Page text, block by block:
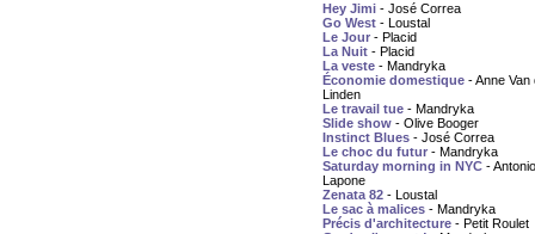
Hey Jimi - José Correa
Go West - Loustal
Le Jour - Placid
La Nuit - Placid
La veste - Mandryka
Économie domestique - Anne Van
Linden
Le travail tue - Mandryka
Slide show - Olive Booger
Instinct Blues - José Correa
Le choc du futur - Mandryka
Saturday morning in NYC - Antonio
Lapone
Zenata 82 - Loustal
Le sac à malices - Mandryka
Précis d'architecture - Petit Roulet